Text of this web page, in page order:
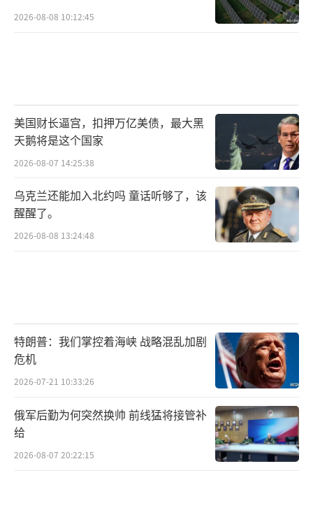
2026-08-08 10:12:45
美国财长逼宫，扣押万亿美债，最大黑
天鹅将是这个国家
2026-08-07 14:25:38
乌克兰还能加入北约吗 童话听够了，该
醒醒了。
2026-08-08 13:24:48
特朗普：我们掌控着海峡 战略混乱加剧
危机
2026-07-21 10:33:26
俄军后勤为何突然换帅 前线猛将接管补
给
2026-08-07 20:22:15